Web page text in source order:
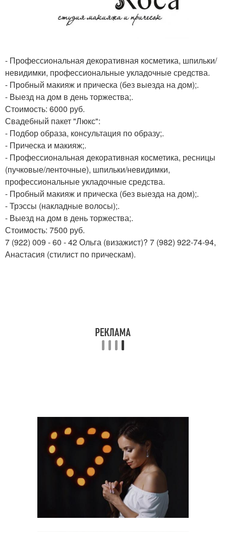
- Профессиональная декоративная косметика, шпильки/
невидимки, профессиональные укладочные средства.
- Пробный макияж и прическа (без выезда на дом);.
- Выезд на дом в день торжества;.
Стоимость: 6000 руб.
Свадебный пакет "Люкс":
- Подбор образа, консультация по образу;.
- Прическа и макияж;.
- Профессиональная декоративная косметика, ресницы
(пучковые/ленточные), шпильки/невидимки,
профессиональные укладочные средства.
- Пробный макияж и прическа (без выезда на дом);.
- Трэссы (накладные волосы);.
- Выезд на дом в день торжества;.
Стоимость: 7500 руб.
7 (922) 009 - 60 - 42 Ольга (визажист)? 7 (982) 922-74-94,
Анастасия (стилист по прическам).